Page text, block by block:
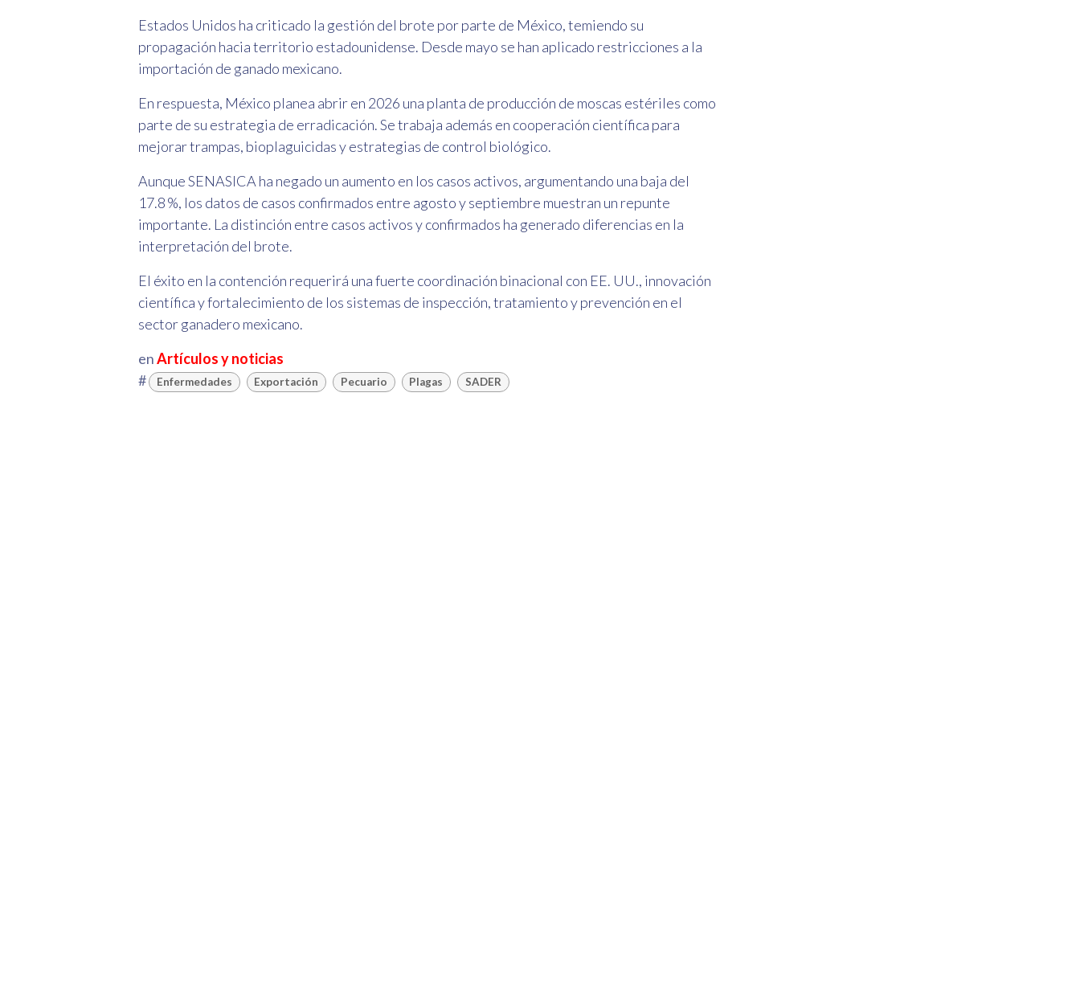
Estados Unidos ha criticado la gestión del brote por parte de México, temiendo su
propagación hacia territorio estadounidense. Desde mayo se han aplicado restricciones a la
importación de ganado mexicano.
En respuesta, México planea abrir en 2026 una planta de producción de moscas estériles como
parte de su estrategia de erradicación. Se trabaja además en cooperación científica para
mejorar trampas, bioplaguicidas y estrategias de control biológico.
Aunque SENASICA ha negado un aumento en los casos activos, argumentando una baja del
17.8 %, los datos de casos confirmados entre agosto y septiembre muestran un repunte
importante. La distinción entre casos activos y confirmados ha generado diferencias en la
interpretación del brote.
El éxito en la contención requerirá una fuerte coordinación binacional con EE. UU., innovación
científica y fortalecimiento de los sistemas de inspección, tratamiento y prevención en el
sector ganadero mexicano.
enArtículos y noticias
#
Enfermedades Exportación Pecuario Plagas SADER